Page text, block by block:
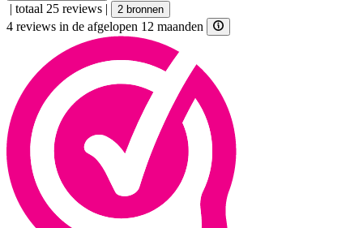
| totaal 25 reviews | 2 bronnen
4 reviews in de afgelopen 12 maanden